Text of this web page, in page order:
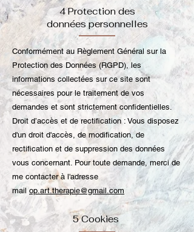
4 Protection des
données personnelles
Conformément au Règlement Général sur la
Protection des Données (RGPD), les
informations collectées sur ce site sont
nécessaires pour le traitement de vos
demandes et sont strictement confidentielles.
Droit d’accès et de rectification : Vous disposez
d'un droit d'accès, de modification, de
rectification et de suppression des données
vous concernant. Pour toute demande, merci de
me contacter à l'adresse
mail op.art.therapie@gmail.com
5 Cookies